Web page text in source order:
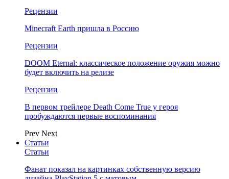
Рецензии
Minecraft Earth пришла в Россию
Рецензии
DOOM Eternal: классическое положение оружия можно
будет включить на релизе
Рецензии
В первом трейлере Death Come True у героя
пробуждаются первые воспоминания
Prev Next
Статьи
Статьи
Фанат показал на картинках собственную версию